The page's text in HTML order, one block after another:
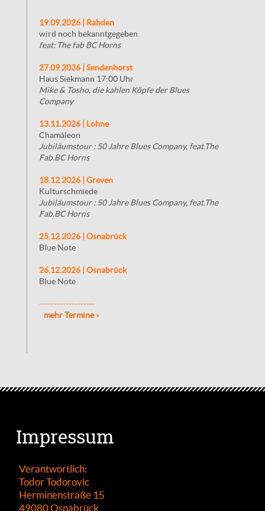
19.09.2026 | Rahden
wird noch bekanntgegeben
feat: The fab BC Horns
27.09.2026 | Sendenhorst
Haus Siekmann 17:00 Uhr
Mike & Tosho, die kahlen Köpfe der Blues
Company
13.11.2026 | Lohne
Chamäleon
Jubiläumstour : 50 Jahre Blues Company, feat.The
Fab.BC Horns
18.12.2026 | Greven
Kulturschmiede
Jubiläumstour : 50 Jahre Blues Company, feat.The
Fab.BC Horns
25.12.2026 | Osnabrück
Blue Note
26.12.2026 | Osnabrück
Blue Note
-------------------
mehr Termine»
Impressum
Verantwortlich:
Todor Todorovic
Herminenstraße 15
49080 Osnabrück